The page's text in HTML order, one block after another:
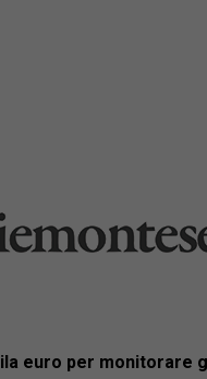
euro per